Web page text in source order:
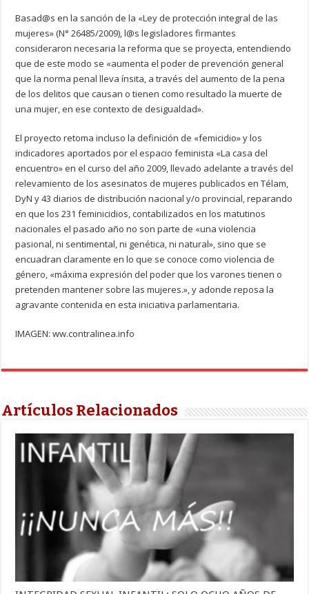
Basad@s en la sanción de la «Ley de protección integral de las
mujeres» (N° 26485/2009), l@s legisladores firmantes
consideraron necesaria la reforma que se proyecta, entendiendo
que de este modo se «aumenta el poder de prevención general
que la norma penal lleva ínsita, a través del aumento de la pena
de los delitos que causan o tienen como resultado la muerte de
una mujer, en ese contexto de desigualdad».
El proyecto retoma incluso la definición de «femicidio» y los
indicadores aportados por el espacio feminista «La casa del
encuentro» en el curso del año 2009, llevado adelante a través del
relevamiento de los asesinatos de mujeres publicados en Télam,
DyN y 43 diarios de distribución nacional y/o provincial, reparando
en que los 231 feminicidios, contabilizados en los matutinos
nacionales el pasado año no son parte de «una violencia
pasional, ni sentimental, ni genética, ni natural», sino que se
encuadran claramente en lo que se conoce como violencia de
género, «máxima expresión del poder que los varones tienen o
pretenden mantener sobre las mujeres.», y adonde reposa la
agravante contenida en esta iniciativa parlamentaria.
IMAGEN: ww.contralinea.info
Artículos Relacionados